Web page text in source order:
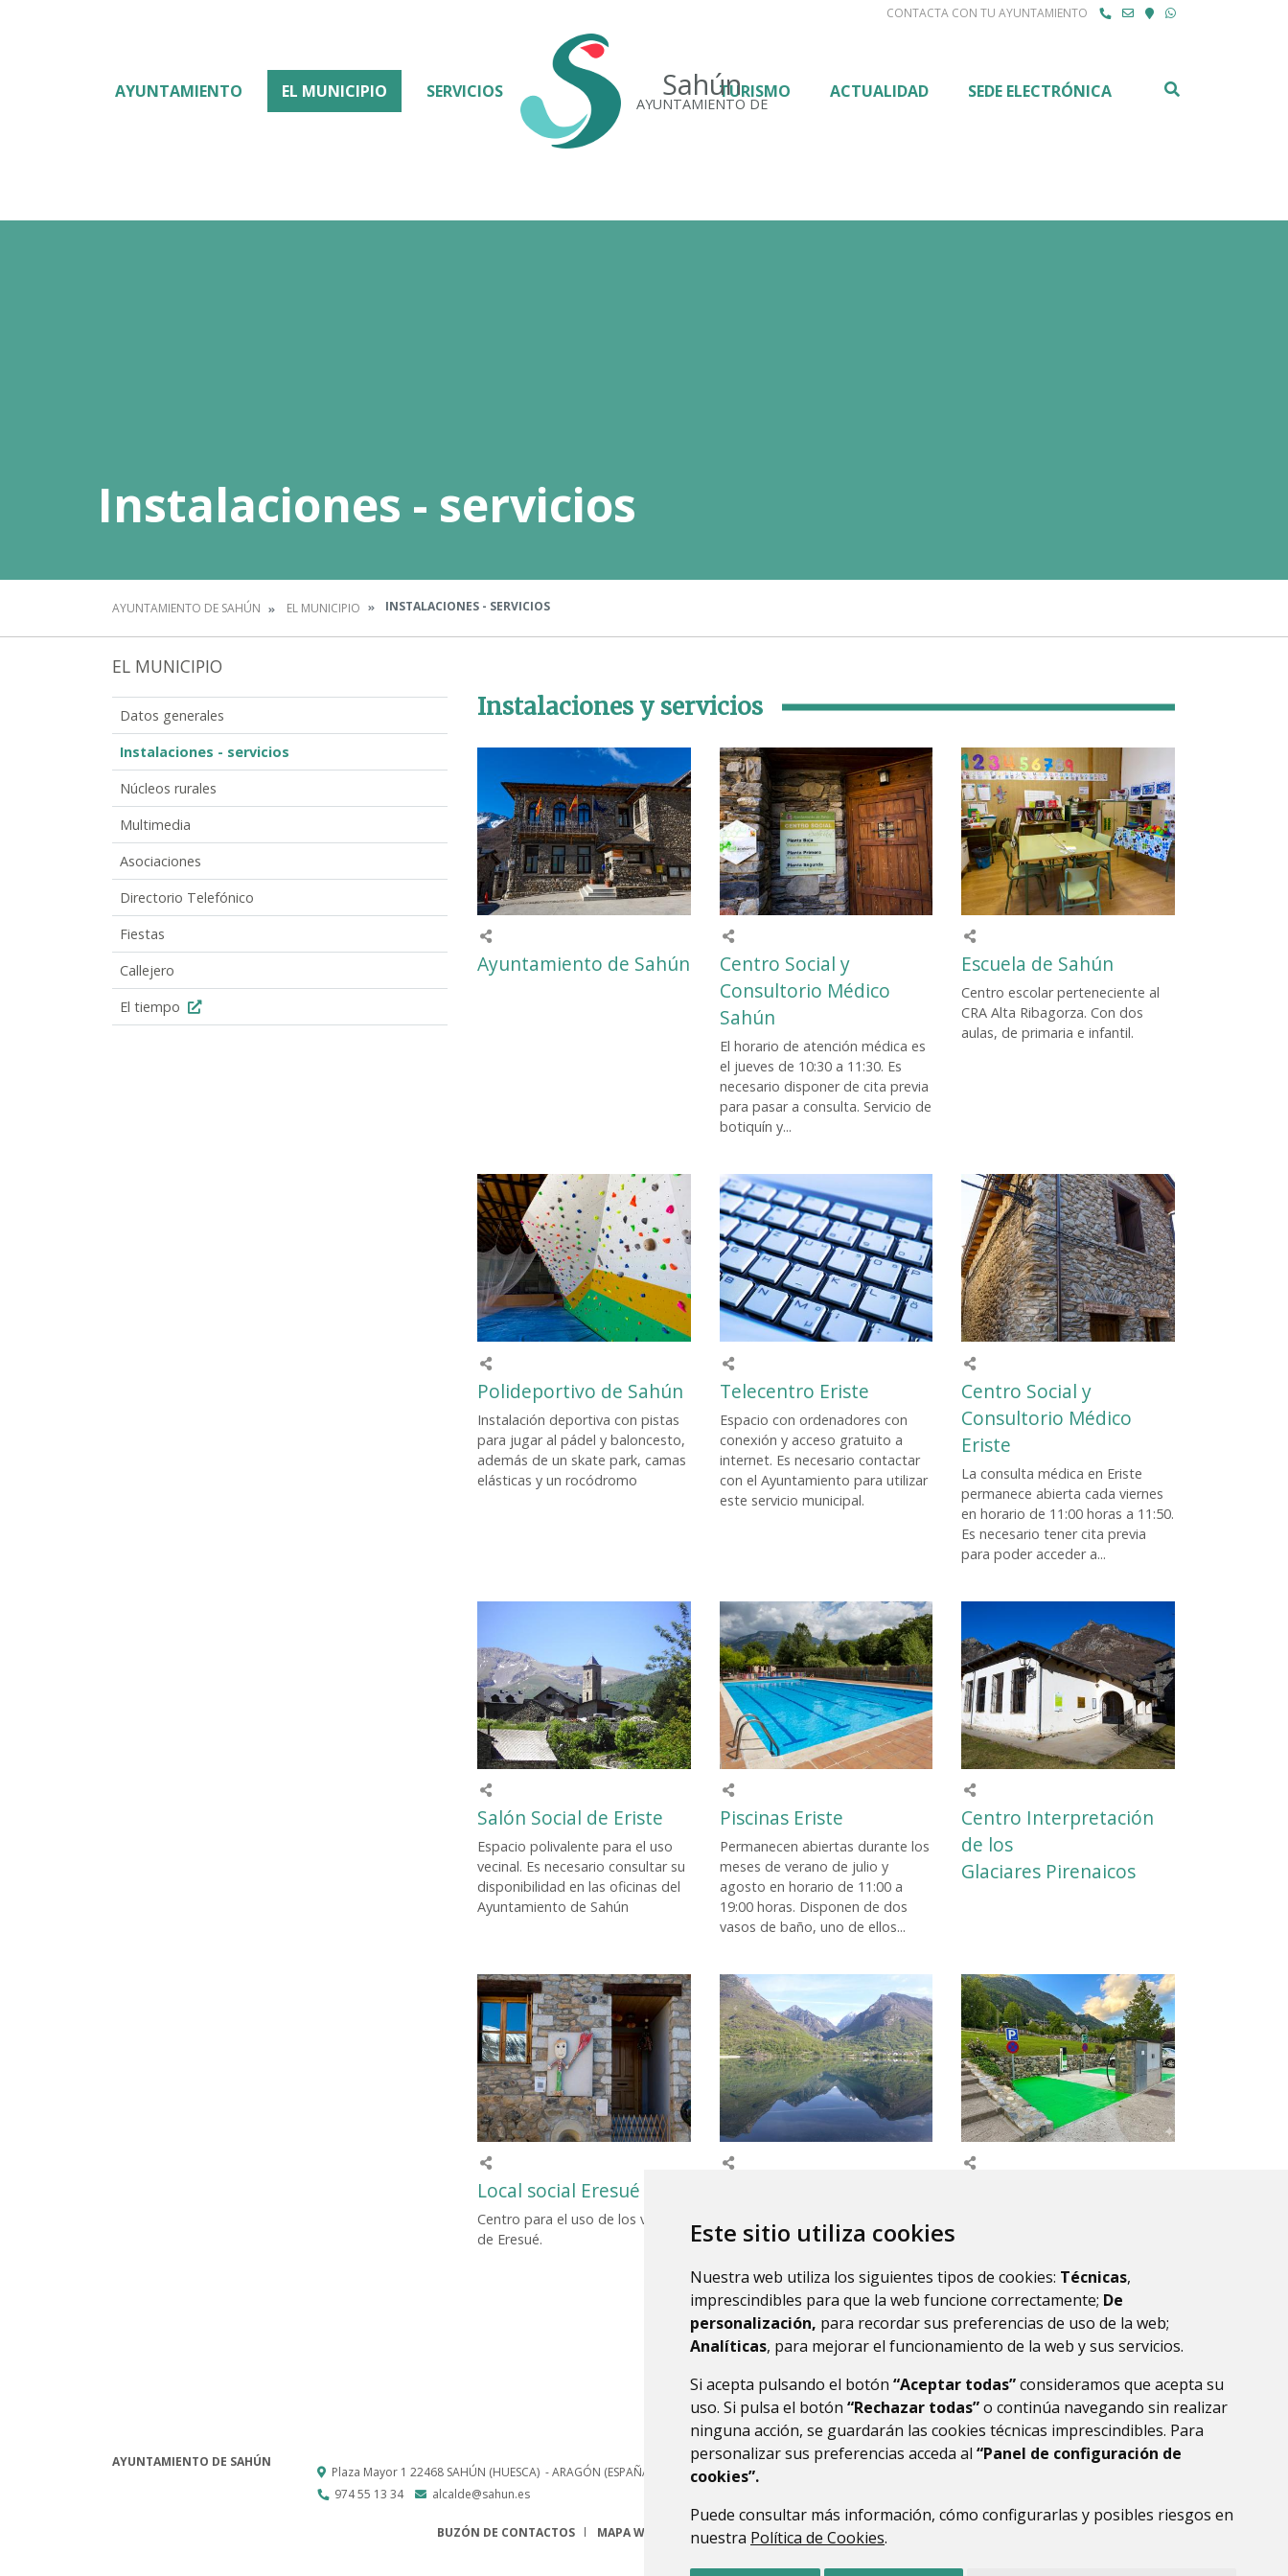
Este sitio utiliza cookies
Nuestra web utiliza los siguientes tipos de cookies: Técnicas,
imprescindibles para que la web funcione correctamente; De
personalización, para recordar sus preferencias de uso de la web;
Analíticas, para mejorar el funcionamiento de la web y sus servicios.
Si acepta pulsando el botón “Aceptar todas”consideramos que acepta su
uso. Si pulsa el botón “Rechazar todas”o continúa navegando sin realizar
ninguna acción, se guardarán las cookies técnicas imprescindibles. Para
personalizar sus preferencias acceda al “Panel de configuración de
cookies”.
Puede consultar más información, cómo configurarlas y posibles riesgos en
nuestra Política de Cookies.
CONTACTA CON TU AYUNTAMIENTO
Sahún
AYUNTAMIENTO DE
AYUNTAMIENTO EL MUNICIPIO SERVICIOS TURISMO ACTUALIDAD SEDE ELECTRÓNICA
Instalaciones - servicios
AYUNTAMIENTO DE SAHÚN EL MUNICIPIO INSTALACIONES - SERVICIOS
EL MUNICIPIO
Datos generales
Instalaciones - servicios
Núcleos rurales
Multimedia
Asociaciones
Directorio Telefónico
Fiestas
Callejero
El tiempo
Instalaciones y servicios
Ayuntamiento de Sahún
Centro Social y
Consultorio Médico
Sahún
El horario de atención médica es
el jueves de 10:30 a 11:30. Es
necesario disponer de cita previa
para pasar a consulta. Servicio de
botiquín y...
Escuela de Sahún
Centro escolar perteneciente al
CRA Alta Ribagorza. Con dos
aulas, de primaria e infantil.
Polideportivo de Sahún
Instalación deportiva con pistas
para jugar al pádel y baloncesto,
además de un skate park, camas
elásticas y un rocódromo
Telecentro Eriste
Espacio con ordenadores con
conexión y acceso gratuito a
internet. Es necesario contactar
con el Ayuntamiento para utilizar
este servicio municipal.
Centro Social y
Consultorio Médico
Eriste
La consulta médica en Eriste
permanece abierta cada viernes
en horario de 11:00 horas a 11:50.
Es necesario tener cita previa
para poder acceder a...
Salón Social de Eriste
Espacio polivalente para el uso
vecinal. Es necesario consultar su
disponibilidad en las oficinas del
Ayuntamiento de Sahún
Piscinas Eriste
Permanecen abiertas durante los
meses de verano de julio y
agosto en horario de 11:00 a
19:00 horas. Disponen de dos
vasos de baño, uno de ellos...
Centro Interpretación
de los
Glaciares Pirenaicos
Local social Eresué
Centro para el uso de los vecinos
de Eresué.
Ayuntamiento de Sahún pone a
visitantes el nuevo embarcadero
municipal, creado para el...
las nuevas necesidades de
movilidad. Por ello, ponemos a...
AYUNTAMIENTO DE SAHÚN
Plaza Mayor 1 22468 SAHÚN (HUESCA) - ARAGÓN (ESPAÑA)
974 55 13 34
alcalde@sahun.es
BUZÓN DE CONTACTOS MAPA WEB AVISO LEGAL PROTECCIÓN DE DATOS